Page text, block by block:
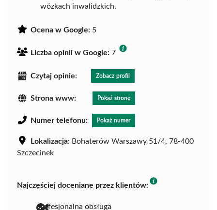
wózkach inwalidzkich.
Ocena w Google: 5
Liczba opinii w Google: 7
Czytaj opinie: Zobacz profil
Strona www: Pokaż stronę
Numer telefonu: Pokaż numer
Lokalizacja: Bohaterów Warszawy 51/4, 78-400
Szczecinek
Najczęściej doceniane przez klientów:
profesjonalna obsługa